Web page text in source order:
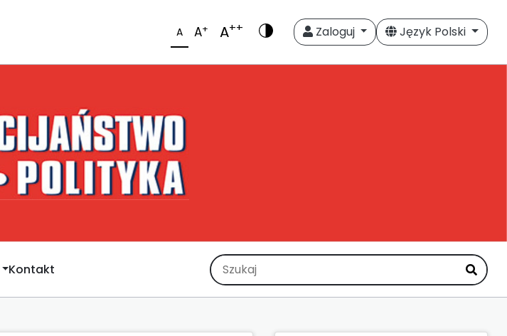
A A+ A++ Zaloguj Język Polski
Kontakt